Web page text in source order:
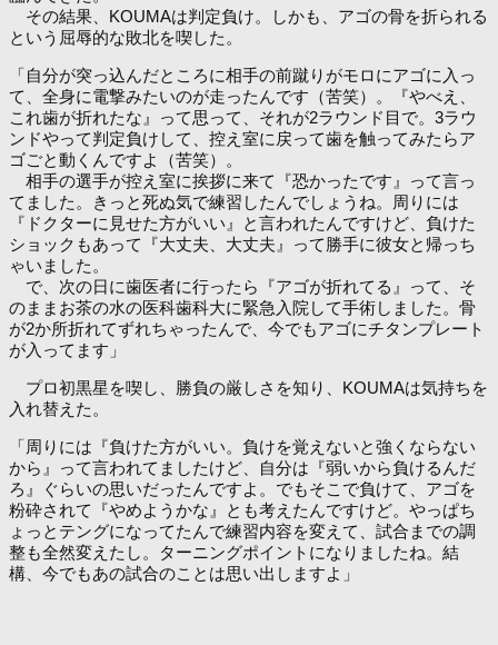
その結果、KOUMAは判定負け。しかも、アゴの骨を折られる
という屈辱的な敗北を喫した。
「自分が突っ込んだところに相手の前蹴りがモロにアゴに入っ
て、全身に電撃みたいのが走ったんです（苦笑）。『やべえ、
これ歯が折れたな』って思って、それが2ラウンド目で。3ラウ
ンドやって判定負けして、控え室に戻って歯を触ってみたらア
ゴごと動くんですよ（苦笑）。
相手の選手が控え室に挨拶に来て『恐かったです』って言っ
てました。きっと死ぬ気で練習したんでしょうね。周りには
『ドクターに見せた方がいい』と言われたんですけど、負けた
ショックもあって『大丈夫、大丈夫』って勝手に彼女と帰っち
ゃいました。
で、次の日に歯医者に行ったら『アゴが折れてる』って、そ
のままお茶の水の医科歯科大に緊急入院して手術しました。骨
が2か所折れてずれちゃったんで、今でもアゴにチタンプレート
が入ってます」
プロ初黒星を喫し、勝負の厳しさを知り、KOUMAは気持ちを
入れ替えた。
「周りには『負けた方がいい。負けを覚えないと強くならない
から』って言われてましたけど、自分は『弱いから負けるんだ
ろ』ぐらいの思いだったんですよ。でもそこで負けて、アゴを
粉砕されて『やめようかな』とも考えたんですけど。やっぱち
ょっとテングになってたんで練習内容を変えて、試合までの調
整も全然変えたし。ターニングポイントになりましたね。結
構、今でもあの試合のことは思い出しますよ」